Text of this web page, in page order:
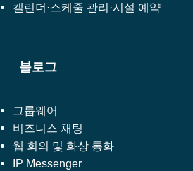
캘린더·스케줄 관리·시설 예약
블로그
그룹웨어
비즈니스 채팅
웹 회의 및 화상 통화
IP Messenger